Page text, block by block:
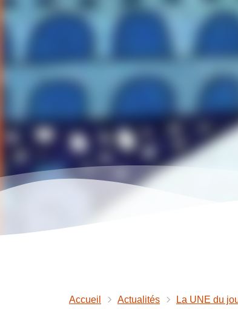
Accueil Actualités La UNE du